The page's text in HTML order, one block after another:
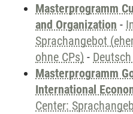
Masterprogramm
and Organization -
Sprachangebot
ohne CPs) -
Masterprogramm
International
Center: